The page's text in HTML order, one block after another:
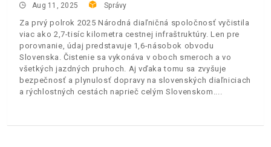
Aug 11, 2025 Správy
Za prvý polrok 2025 Národná diaľničná spoločnosť vyčistila
viac ako 2,7-tisíc kilometra cestnej infraštruktúry. Len pre
porovnanie, údaj predstavuje 1,6-násobok obvodu
Slovenska. Čistenie sa vykonáva v oboch smeroch a vo
všetkých jazdných pruhoch. Aj vďaka tomu sa zvyšuje
bezpečnosť a plynulosť dopravy na slovenských diaľniciach
a rýchlostných cestách naprieč celým Slovenskom.